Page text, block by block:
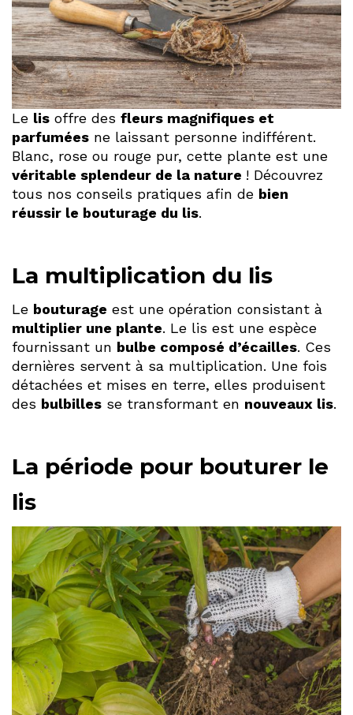
Le lis offre des fleurs magnifiques et
parfumées ne laissant personne indifférent.
Blanc, rose ou rouge pur, cette plante est une
véritable splendeur de la nature ! Découvrez
tous nos conseils pratiques afin de bien
réussir le bouturage du lis.
La multiplication du lis
Le bouturage est une opération consistant à
multiplier une plante. Le lis est une espèce
fournissant un bulbe composé d’écailles. Ces
dernières servent à sa multiplication. Une fois
détachées et mises en terre, elles produisent
des bulbilles se transformant en nouveaux lis.
La période pour bouturer le
lis